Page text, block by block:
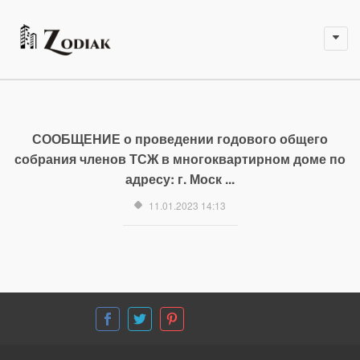
СООБЩЕНИЕ о проведении годового общего
собрания членов ТСЖ в многоквартирном доме по
адресу: г. Моск ...
11.01.2023 14:13